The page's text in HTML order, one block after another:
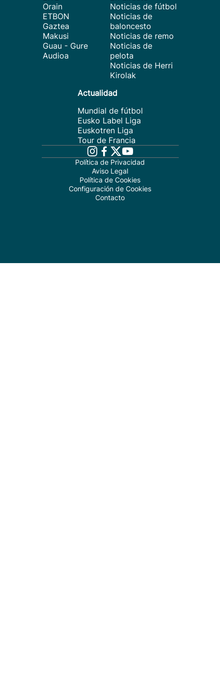
Orain
ETBON
Gaztea
Makusi
Guau - Gure
Audioa
Noticias de fútbol
Noticias de
baloncesto
Noticias de remo
Noticias de
pelota
Noticias de Herri
Kirolak
Actualidad
Mundial de fútbol
Eusko Label Liga
Euskotren Liga
Tour de Francia
Política de Privacidad
Aviso Legal
Política de Cookies
Configuración de Cookies
Contacto